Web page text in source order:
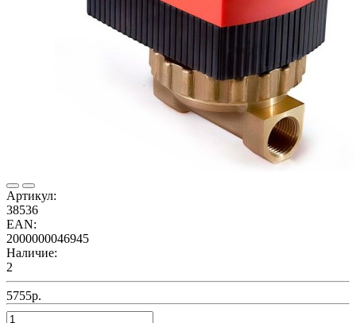
Артикул:
38536
EAN:
2000000046945
Наличие:
2
5755р.